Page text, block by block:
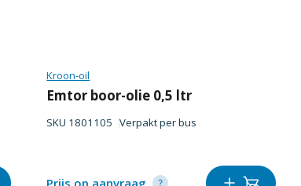
Kroon-oil
Emtor boor-olie 0,5 ltr
SKU 1801105 Verpakt perbus